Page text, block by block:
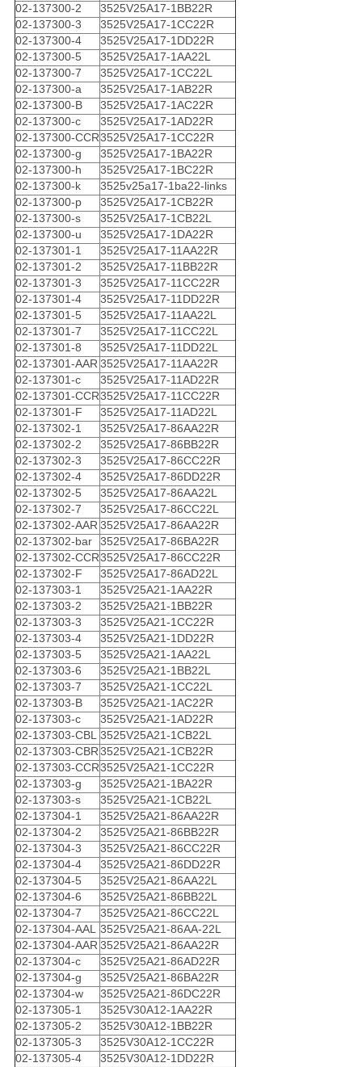
02-137300-2
3525V25A17-1BB22R
02-137300-3
3525V25A17-1CC22R
02-137300-4
3525V25A17-1DD22R
02-137300-5
3525V25A17-1AA22L
02-137300-7
3525V25A17-1CC22L
02-137300-a
3525V25A17-1AB22R
02-137300-B
3525V25A17-1AC22R
02-137300-c
3525V25A17-1AD22R
02-137300-CCR3525V25A17-1CC22R
02-137300-g
3525V25A17-1BA22R
02-137300-h
3525V25A17-1BC22R
02-137300-k
3525v25a17-1ba22-links
02-137300-p
3525V25A17-1CB22R
02-137300-s
3525V25A17-1CB22L
02-137300-u
3525V25A17-1DA22R
02-137301-1
3525V25A17-11AA22R
02-137301-2
3525V25A17-11BB22R
02-137301-3
3525V25A17-11CC22R
02-137301-4
3525V25A17-11DD22R
02-137301-5
3525V25A17-11AA22L
02-137301-7
3525V25A17-11CC22L
02-137301-8
3525V25A17-11DD22L
02-137301-AAR 3525V25A17-11AA22R
02-137301-c
3525V25A17-11AD22R
02-137301-CCR3525V25A17-11CC22R
02-137301-F
3525V25A17-11AD22L
02-137302-1
3525V25A17-86AA22R
02-137302-2
3525V25A17-86BB22R
02-137302-3
3525V25A17-86CC22R
02-137302-4
3525V25A17-86DD22R
02-137302-5
3525V25A17-86AA22L
02-137302-7
3525V25A17-86CC22L
02-137302-AAR 3525V25A17-86AA22R
02-137302-bar
3525V25A17-86BA22R
02-137302-CCR3525V25A17-86CC22R
02-137302-F
3525V25A17-86AD22L
02-137303-1
3525V25A21-1AA22R
02-137303-2
3525V25A21-1BB22R
02-137303-3
3525V25A21-1CC22R
02-137303-4
3525V25A21-1DD22R
02-137303-5
3525V25A21-1AA22L
02-137303-6
3525V25A21-1BB22L
02-137303-7
3525V25A21-1CC22L
02-137303-B
3525V25A21-1AC22R
02-137303-c
3525V25A21-1AD22R
02-137303-CBL 3525V25A21-1CB22L
02-137303-CBR3525V25A21-1CB22R
02-137303-CCR3525V25A21-1CC22R
02-137303-g
3525V25A21-1BA22R
02-137303-s
3525V25A21-1CB22L
02-137304-1
3525V25A21-86AA22R
02-137304-2
3525V25A21-86BB22R
02-137304-3
3525V25A21-86CC22R
02-137304-4
3525V25A21-86DD22R
02-137304-5
3525V25A21-86AA22L
02-137304-6
3525V25A21-86BB22L
02-137304-7
3525V25A21-86CC22L
02-137304-AAL
3525V25A21-86AA-22L
02-137304-AAR 3525V25A21-86AA22R
02-137304-c
3525V25A21-86AD22R
02-137304-g
3525V25A21-86BA22R
02-137304-w
3525V25A21-86DC22R
02-137305-1
3525V30A12-1AA22R
02-137305-2
3525V30A12-1BB22R
02-137305-3
3525V30A12-1CC22R
02-137305-4
3525V30A12-1DD22R